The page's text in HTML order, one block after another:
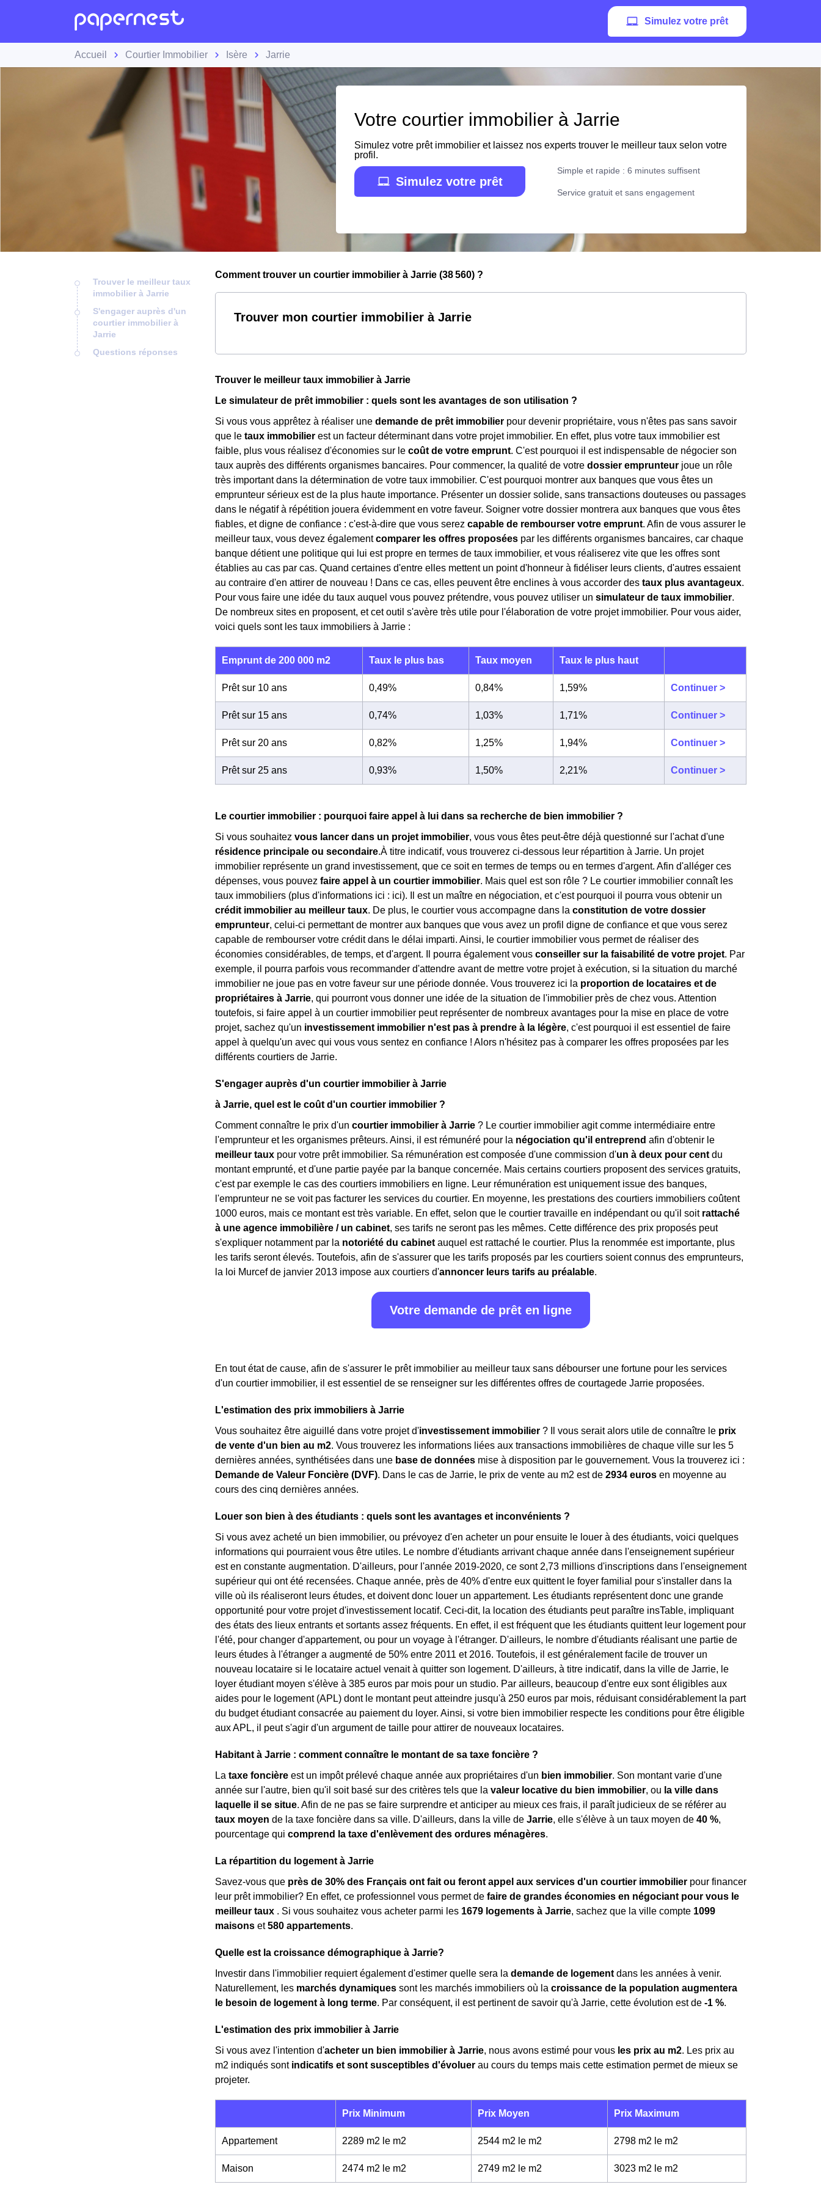
Simulez votre prêt
Accueil Courtier Immobilier Isère Jarrie
Votre courtier immobilier à Jarrie
Simulez votre prêt immobilier et laissez nos experts trouver le meilleur taux selon votre
profil.
Simulez votre prêt
Simple et rapide : 6 minutes suffisent
Service gratuit et sans engagement
Trouver le meilleur taux
immobilier à Jarrie
S'engager auprès d'un
courtier immobilier à
Jarrie
Questions réponses
Comment trouver un courtier immobilier à Jarrie (38 560) ?
Trouver mon courtier immobilier à Jarrie
Trouver le meilleur taux immobilier à Jarrie
Le simulateur de prêt immobilier : quels sont les avantages de son utilisation ?
Si vous vous apprêtez à réaliser une demande de prêt immobilier pour devenir propriétaire, vous n'êtes pas sans savoir
que le taux immobilier est un facteur déterminant dans votre projet immobilier. En effet, plus votre taux immobilier est
faible, plus vous réalisez d'économies sur le coût de votre emprunt. C'est pourquoi il est indispensable de négocier son
taux auprès des différents organismes bancaires. Pour commencer, la qualité de votre dossier emprunteur joue un rôle
très important dans la détermination de votre taux immobilier. C'est pourquoi montrer aux banques que vous êtes un
emprunteur sérieux est de la plus haute importance. Présenter un dossier solide, sans transactions douteuses ou passages
dans le négatif à répétition jouera évidemment en votre faveur. Soigner votre dossier montrera aux banques que vous êtes
fiables, et digne de confiance : c'est-à-dire que vous serez capable de rembourser votre emprunt. Afin de vous assurer le
meilleur taux, vous devez égalementcomparer les offres proposées par les différents organismes bancaires, car chaque
banque détient une politique qui lui est propre en termes de taux immobilier, et vous réaliserez vite que les offres sont
établies au cas par cas. Quand certaines d'entre elles mettent un point d'honneur à fidéliser leurs clients, d'autres essaient
au contraire d'en attirer de nouveau ! Dans ce cas, elles peuvent être enclines à vous accorder des taux plus avantageux.
Pour vous faire une idée du taux auquel vous pouvez prétendre, vous pouvez utiliser un simulateur de taux immobilier.
De nombreux sites en proposent, et cet outil s'avère très utile pour l'élaboration de votre projet immobilier. Pour vous aider,
voici quels sont les taux immobiliers à Jarrie :
Emprunt de 200 000 m2 Taux le plus bas Taux moyen Taux le plus haut
Prêt sur 10 ans 0,49% 0,84% 1,59% Continuer >
Prêt sur 15 ans 0,74% 1,03% 1,71% Continuer >
Prêt sur 20 ans 0,82% 1,25% 1,94% Continuer >
Prêt sur 25 ans 0,93% 1,50% 2,21% Continuer >
Le courtier immobilier : pourquoi faire appel à lui dans sa recherche de bien immobilier ?
Si vous souhaitez vous lancer dans un projet immobilier, vous vous êtes peut-être déjà questionné sur l'achat d'une
résidence principale ou secondaire.À titre indicatif, vous trouverez ci-dessous leur répartition à Jarrie. Un projet
immobilier représente un grand investissement, que ce soit en termes de temps ou en termes d'argent. Afin d'alléger ces
dépenses, vous pouvez faire appel à un courtier immobilier. Mais quel est son rôle ? Le courtier immobilier connaît les
taux immobiliers (plus d'informations ici : ici). Il est un maître en négociation, et c'est pourquoi il pourra vous obtenir un
crédit immobilier au meilleur taux. De plus, le courtier vous accompagne dans la constitution de votre dossier
emprunteur, celui-ci permettant de montrer aux banques que vous avez un profil digne de confiance et que vous serez
capable de rembourser votre crédit dans le délai imparti. Ainsi, le courtier immobilier vous permet de réaliser des
économies considérables, de temps, et d'argent. Il pourra également vous conseiller sur la faisabilité de votre projet. Par
exemple, il pourra parfois vous recommander d'attendre avant de mettre votre projet à exécution, si la situation du marché
immobilier ne joue pas en votre faveur sur une période donnée. Vous trouverez ici la proportion de locataires et de
propriétaires à Jarrie, qui pourront vous donner une idée de la situation de l'immobilier près de chez vous. Attention
toutefois, si faire appel à un courtier immobilier peut représenter de nombreux avantages pour la mise en place de votre
projet, sachez qu'un investissement immobilier n'est pas à prendre à la légère, c'est pourquoi il est essentiel de faire
appel à quelqu'un avec qui vous vous sentez en confiance ! Alors n'hésitez pas à comparer les offres proposées par les
différents courtiers de Jarrie.
S'engager auprès d'un courtier immobilier à Jarrie
à Jarrie, quel est le coût d'un courtier immobilier ?
Comment connaître le prix d'un courtier immobilier à Jarrie ? Le courtier immobilier agit comme intermédiaire entre
l'emprunteur et les organismes prêteurs. Ainsi, il est rémunéré pour la négociation qu'il entreprend afin d'obtenir le
meilleur taux pour votre prêt immobilier. Sa rémunération est composée d'une commission d'un à deux pour cent du
montant emprunté, et d'une partie payée par la banque concernée. Mais certains courtiers proposent des services gratuits,
c'est par exemple le cas des courtiers immobiliers en ligne. Leur rémunération est uniquement issue des banques,
l'emprunteur ne se voit pas facturer les services du courtier. En moyenne, les prestations des courtiers immobiliers coûtent
1000 euros, mais ce montant est très variable. En effet, selon que le courtier travaille en indépendant ou qu'il soit rattaché
à une agence immobilière / un cabinet, ses tarifs ne seront pas les mêmes. Cette différence des prix proposés peut
s'expliquer notamment par la notoriété du cabinet auquel est rattaché le courtier. Plus la renommée est importante, plus
les tarifs seront élevés. Toutefois, afin de s'assurer que les tarifs proposés par les courtiers soient connus des emprunteurs,
la loi Murcef de janvier 2013 impose aux courtiers d'annoncer leurs tarifs au préalable.
Votre demande de prêt en ligne
En tout état de cause, afin de s'assurer le prêt immobilier au meilleur taux sans débourser une fortune pour les services
d'un courtier immobilier, il est essentiel de se renseigner sur les différentes offres de courtagede Jarrie proposées.
L'estimation des prix immobiliers à Jarrie
Vous souhaitez être aiguillé dans votre projet d'investissement immobilier ? Il vous serait alors utile de connaître le prix
de vente d'un bien au m2. Vous trouverez les informations liées aux transactions immobilières de chaque ville sur les 5
dernières années, synthétisées dans une base de données mise à disposition par le gouvernement. Vous la trouverez ici :
Demande de Valeur Foncière (DVF). Dans le cas de Jarrie, le prix de vente au m2 est de 2934 euros en moyenne au
cours des cinq dernières années.
Louer son bien à des étudiants : quels sont les avantages et inconvénients ?
Si vous avez acheté un bien immobilier, ou prévoyez d'en acheter un pour ensuite le louer à des étudiants, voici quelques
informations qui pourraient vous être utiles. Le nombre d'étudiants arrivant chaque année dans l'enseignement supérieur
est en constante augmentation. D'ailleurs, pour l'année 2019-2020, ce sont 2,73 millions d'inscriptions dans l'enseignement
supérieur qui ont été recensées. Chaque année, près de 40% d'entre eux quittent le foyer familial pour s'installer dans la
ville où ils réaliseront leurs études, et doivent donc louer un appartement. Les étudiants représentent donc une grande
opportunité pour votre projet d'investissement locatif. Ceci-dit, la location des étudiants peut paraître insTable, impliquant
des états des lieux entrants et sortants assez fréquents. En effet, il est fréquent que les étudiants quittent leur logement pour
l'été, pour changer d'appartement, ou pour un voyage à l'étranger. D'ailleurs, le nombre d'étudiants réalisant une partie de
leurs études à l'étranger a augmenté de 50% entre 2011 et 2016. Toutefois, il est généralement facile de trouver un
nouveau locataire si le locataire actuel venait à quitter son logement. D'ailleurs, à titre indicatif, dans la ville de Jarrie, le
loyer étudiant moyen s'élève à 385 euros par mois pour un studio. Par ailleurs, beaucoup d'entre eux sont éligibles aux
aides pour le logement (APL) dont le montant peut atteindre jusqu'à 250 euros par mois, réduisant considérablement la part
du budget étudiant consacrée au paiement du loyer. Ainsi, si votre bien immobilier respecte les conditions pour être éligible
aux APL, il peut s'agir d'un argument de taille pour attirer de nouveaux locataires.
Habitant à Jarrie : comment connaître le montant de sa taxe foncière ?
La taxe foncière est un impôt prélevé chaque année aux propriétaires d'un bien immobilier. Son montant varie d'une
année sur l'autre, bien qu'il soit basé sur des critères tels que la valeur locative du bien immobilier, ou la ville dans
laquelle il se situe. Afin de ne pas se faire surprendre et anticiper au mieux ces frais, il paraît judicieux de se référer au
taux moyen de la taxe foncière dans sa ville. D'ailleurs, dans la ville de Jarrie, elle s'élève à un taux moyen de 40 %,
pourcentage qui comprend la taxe d'enlèvement des ordures ménagères.
La répartition du logement à Jarrie
Savez-vous que près de 30% des Français ont fait ou feront appel aux services d'un courtier immobilier pour financer
leur prêt immobilier? En effet, ce professionnel vous permet de faire de grandes économies en négociant pour vous le
meilleur taux . Si vous souhaitez vous acheter parmi les 1679 logements à Jarrie, sachez que la ville compte 1099
maisons et580 appartements.
Quelle est la croissance démographique à Jarrie?
Investir dans l'immobilier requiert également d'estimer quelle sera la demande de logement dans les années à venir.
Naturellement, les marchés dynamiques sont les marchés immobiliers où la croissance de la population augmentera
le besoin de logement à long terme. Par conséquent, il est pertinent de savoir qu'à Jarrie, cette évolution est de -1 %.
L'estimation des prix immobilier à Jarrie
Si vous avez l'intention d'acheter un bien immobilier à Jarrie, nous avons estimé pour vous les prix au m2. Les prix au
m2 indiqués sont indicatifs et sont susceptibles d'évoluer au cours du temps mais cette estimation permet de mieux se
projeter.
Prix Minimum Prix Moyen Prix Maximum
Appartement 2289 m2 le m2 2544 m2 le m2 2798 m2 le m2
Maison 2474 m2 le m2 2749 m2 le m2 3023 m2 le m2